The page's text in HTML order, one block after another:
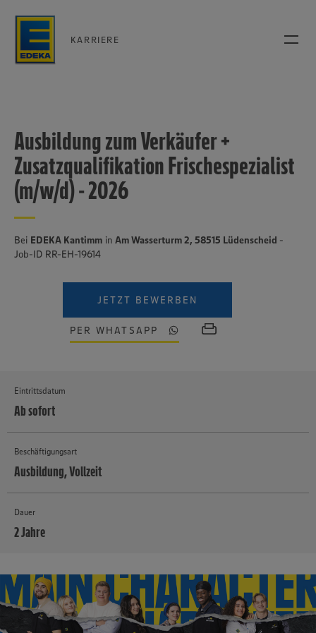
KARRIERE
Ausbildung zum Verkäufer +
Zusatzqualifikation Frischespezialist
(m/w/d) - 2026
Bei EDEKA Kantimm in Am Wasserturm 2, 58515 Lüdenscheid -
Job-ID RR-EH-19614
JETZT BEWERBEN
PER WHATSAPP
Eintrittsdatum
Ab sofort
Beschäftigungsart
Ausbildung, Vollzeit
Dauer
2 Jahre